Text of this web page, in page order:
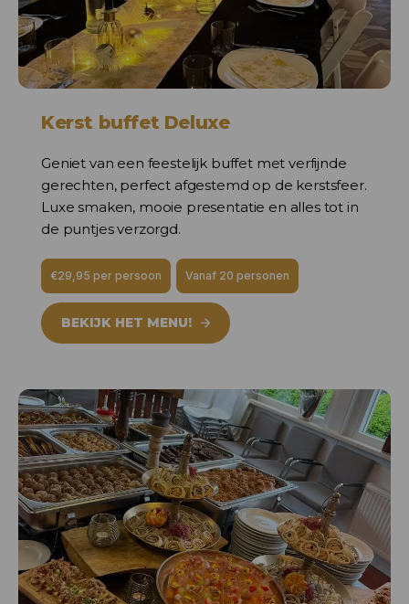
Kerst buffet Deluxe
Geniet van een feestelijk buffet met verfijnde
gerechten, perfect afgestemd op de kerstsfeer.
Luxe smaken, mooie presentatie en alles tot in
de puntjes verzorgd.
€29,95 per persoon Vanaf 20 personen
BEKIJK HET MENU!